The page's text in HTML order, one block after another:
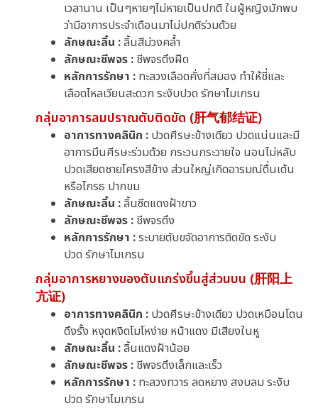
เวลานาน เป็นๆหายๆไม่หายเป็นปกติ ในผู้หญิงมักพบ
ว่ามีอาการประจำเดือนมาไม่ปกติร่วมด้วย
ลักษณะลิ้น :ลิ้นสีม่วงคล้ำ
ลักษณะชีพจร : ชีพจรตึงฝืด
หลักการรักษา : ทะลวงเลือดคั่งที่สมอง ทำให้ชี่และ
เลือดไหลเวียนสะดวก ระงับปวด รักษาไมเกรน
กลุ่มอาการลมปราณตับติดขัด (肝气郁结证)
อาการทางคลินิก : ปวดศีรษะข้างเดียว ปวดแน่นและมี
อาการมึนศีรษะร่วมด้วย กระวนกระวายใจ นอนไม่หลับ
ปวดเสียดชายโครงสีข้าง ส่วนใหญ่เกิดอารมณ์ตื่นเต้น
หรือโกรธ ปากขม
ลักษณะลิ้น :ลิ้นซีดแดงฝ้าขาว
ลักษณะชีพจร : ชีพจรตึง
หลักการรักษา :ระบายตับขจัดอาการติดขัด ระงับ
ปวด รักษาไมเกรน
กลุ่มอาการหยางของตับแกร่งขึ้นสู่ส่วนบน (肝阳上
亢证)
อาการทางคลินิก : ปวดศีรษะข้างเดียว ปวดเหมือนโดน
ดึงรั้ง หงุดหงิดโมโหง่าย หน้าแดง มีเสียงในหู
ลักษณะลิ้น :ลิ้นแดงฝ้าน้อย
ลักษณะชีพจร : ชีพจรตึงเล็กและเร็ว
หลักการรักษา : ทะลวงทวาร ลดหยาง สงบลม ระงับ
ปวด รักษาไมเกรน